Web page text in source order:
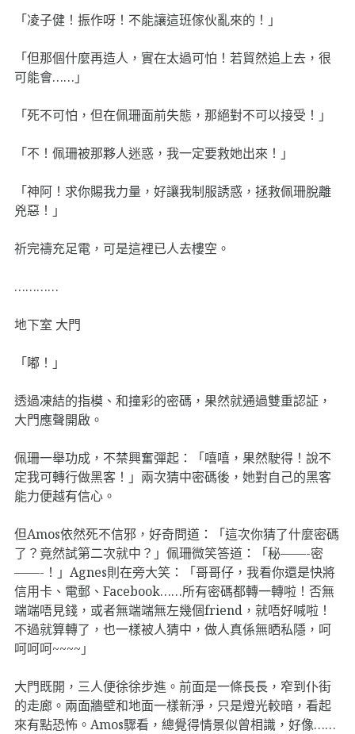
「凌子健！振作呀！不能讓這班傢伙亂來的！」
「但那個什麼再造人，實在太過可怕！若貿然追上去，很
可能會……」
「死不可怕，但在佩珊面前失態，那絕對不可以接受！」
「不！佩珊被那夥人迷惑，我一定要救她出來！」
「神阿！求你賜我力量，好讓我制服誘惑，拯救佩珊脫離
兇惡！」
祈完禱充足電，可是這裡已人去樓空。
…………
地下室 大門
「嘟！」
透過凍結的指模、和撞彩的密碼，果然就通過雙重認証，
大門應聲開啟。
佩珊一舉功成，不禁興奮彈起：「嘻嘻，果然駛得！說不
定我可轉行做黑客！」兩次猜中密碼後，她對自己的黑客
能力便越有信心。
但Amos依然死不信邪，好奇問道：「這次你猜了什麼密碼
了？竟然試第二次就中？」佩珊微笑答道：「秘——-密
——-！」Agnes則在旁大笑：「哥哥仔，我看你還是快將
信用卡、電郵、Facebook……所有密碼都轉一轉啦！否無
端端唔見錢，或者無端端無左幾個friend，就唔好喊啦！
不過就算轉了，也一樣被人猜中，做人真係無晒私隱，呵
呵呵呵~~~~」
大門既開，三人便徐徐步進。前面是一條長長，窄到仆街
的走廊。兩面牆壁和地面一樣新淨，只是燈光較暗，看起
來有點恐怖。Amos驟看，總覺得情景似曾相識，好像……